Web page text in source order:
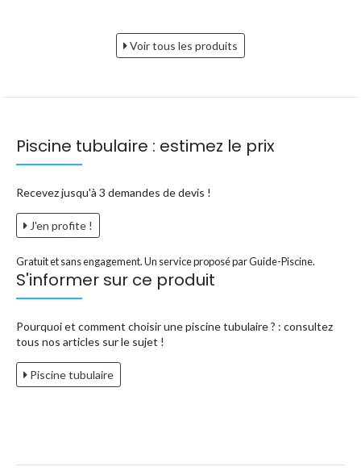
Voir tous les produits
Piscine tubulaire : estimez le prix
Recevez jusqu'à 3 demandes de devis !
J'en profite !
Gratuit et sans engagement. Un service proposé par Guide-Piscine.
S'informer sur ce produit
Pourquoi et comment choisir une piscine tubulaire ? : consultez
tous nos articles sur le sujet !
Piscine tubulaire